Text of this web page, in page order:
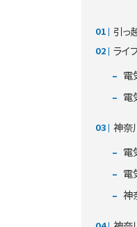
引っ
ライ
電
電
神奈
電
電
神